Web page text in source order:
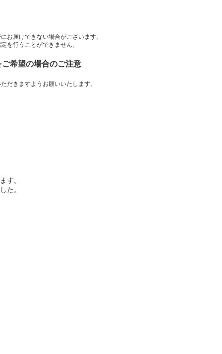
お届けできない場合がございます。
を行うことができません。
希望の場合のご注意
だきますようお願いいたします。
す。
た。